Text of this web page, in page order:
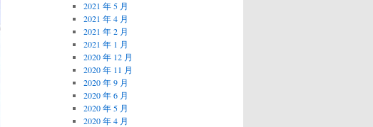
2021 年 5 月
2021 年 4 月
2021 年 2 月
2021 年 1 月
2020 年 12 月
2020 年 11 月
2020 年 9 月
2020 年 6 月
2020 年 5 月
2020 年 4 月